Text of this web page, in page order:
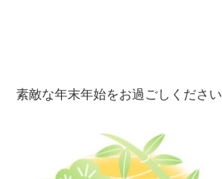
素敵な年末年始をお過ごしください